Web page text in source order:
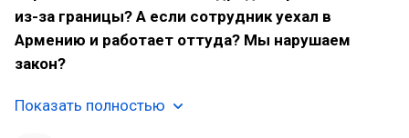
из-за границы? А если сотрудник уехал в
Армению и работает оттуда? Мы нарушаем
закон?
Показать полностью